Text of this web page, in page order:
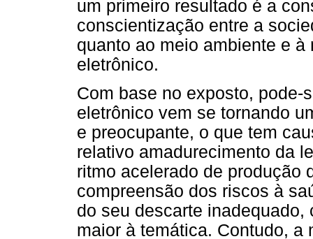
um primeiro resultado é a
conscientização entre a
quanto ao meio ambiente e
eletrônico.
Com base no exposto, pode-
eletrônico vem se tornando
e preocupante, o que tem
relativo amadurecimento da
ritmo acelerado de produção
compreensão dos riscos à
do seu descarte
maior à temática. Contudo, a